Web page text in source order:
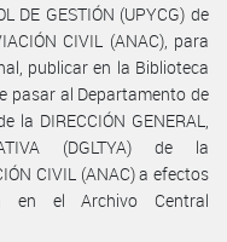
DE GESTIÓN (UPYCG) de
CIVIL (ANAC), para
publicar en la Biblioteca
pasar al Departamento de
la DIRECCIÓN GENERAL,
(DGLTYA) de la
CIVIL (ANAC) a efectos
en el Archivo Central